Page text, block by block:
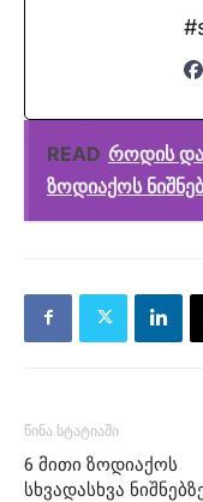
READ როდის
ზოდიაქოს
წინა სტატიაში
6 მითი ზოდიაქოს
სხვადასხვა